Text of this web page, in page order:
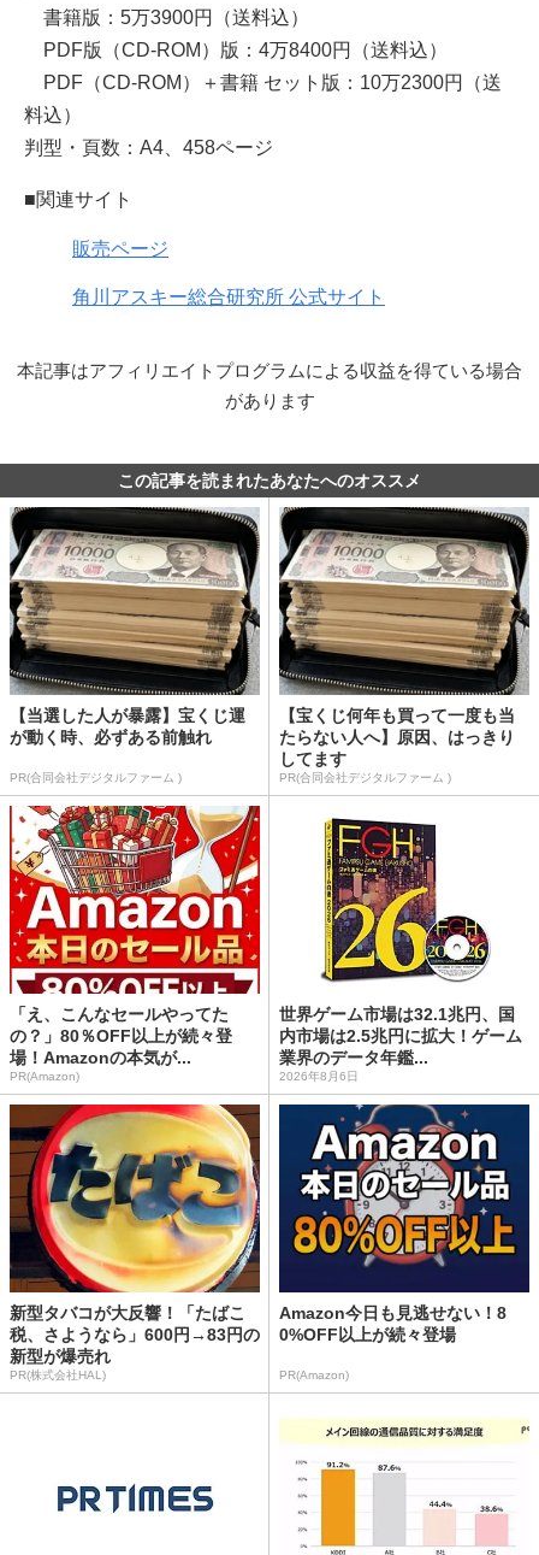
書籍版：5万3900円（送料込）
PDF版（CD-ROM）版：4万8400円（送料込）
PDF（CD-ROM）＋書籍 セット版：10万2300円（送
料込）
判型・頁数：A4、458ページ
■関連サイト
販売ページ
角川アスキー総合研究所 公式サイト
本記事はアフィリエイトプログラムによる収益を得ている場合
があります
この記事を読まれたあなたへのオススメ
【当選した人が暴露】宝くじ運
が動く時、必ずある前触れ
PR(合同会社デジタルファーム )
【宝くじ何年も買って一度も当
たらない人へ】原因、はっきり
してます
PR(合同会社デジタルファーム )
「え、こんなセールやってた
の？」80％OFF以上が続々登
場！Amazonの本気が...
PR(Amazon)
世界ゲーム市場は32.1兆円、国
内市場は2.5兆円に拡大！ゲーム
業界のデータ年鑑...
2026年8月6日
新型タバコが大反響！「たばこ
税、さようなら」600円→83円の
新型が爆売れ
PR(株式会社HAL)
Amazon今日も見逃せない！8
0%OFF以上が続々登場
PR(Amazon)